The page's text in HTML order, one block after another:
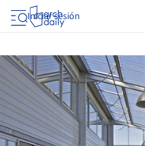
Iniciar sesión